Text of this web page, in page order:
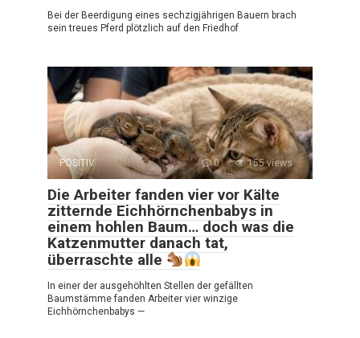
Bei der Beerdigung eines sechzigjährigen Bauern brach
sein treues Pferd plötzlich auf den Friedhof
POSITIV 0 155 views
Die Arbeiter fanden vier vor Kälte
zitternde Eichhörnchenbabys in
einem hohlen Baum… doch was die
Katzenmutter danach tat,
überraschte alle
In einer der ausgehöhlten Stellen der gefällten
Baumstämme fanden Arbeiter vier winzige
Eichhörnchenbabys —